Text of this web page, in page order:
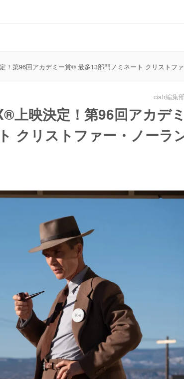
！第96回アカデミー賞® 最多13部門ノミネート クリストフ
ciatr編集部
上映決定！第96回アカデミ
クリストファー・ノーラ